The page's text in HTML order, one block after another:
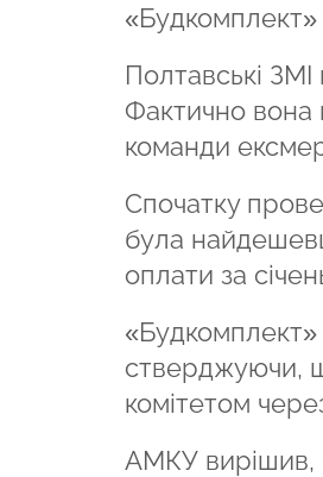
Полтавські
Фактично
команди
Спочатку
була
оплати за
стверджуючи,
комітетом
АМКУ вирішив,